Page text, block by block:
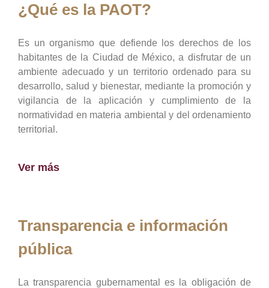
¿Qué es la PAOT?
Es un organismo que defiende los derechos de los
habitantes de la Ciudad de México, a disfrutar de un
ambiente adecuado y un territorio ordenado para su
desarrollo, salud y bienestar, mediante la promoción y
vigilancia de la aplicación y cumplimiento de la
normatividad en materia ambiental y del ordenamiento
territorial.
Ver más
Transparencia e información
pública
La transparencia gubernamental es la obligación de